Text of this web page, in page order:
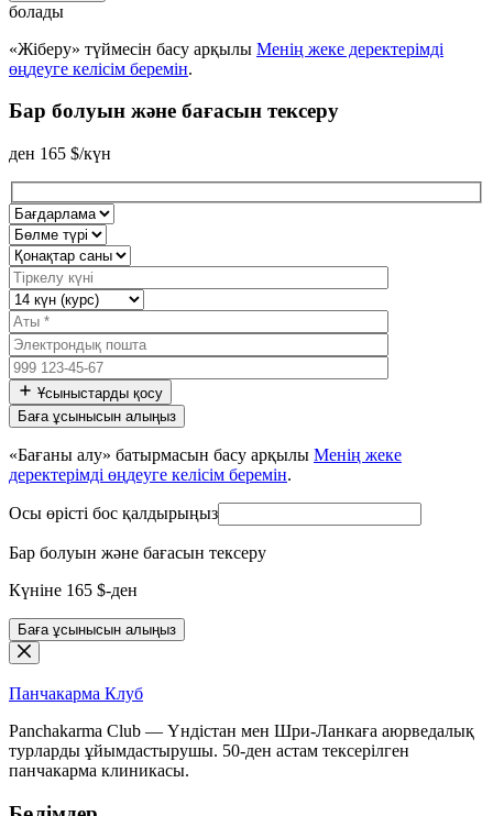
болады
«Жіберу» түймесін басу арқылы Менің жеке деректерімді
өңдеуге келісім беремін.
Бар болуын және бағасын тексеру
ден 165 $/күн
Ұсыныстарды қосу
«Бағаны алу» батырмасын басу арқылы Менің жеке
деректерімді өңдеуге келісім беремін.
Осы өрісті бос қалдырыңыз
Бар болуын және бағасын тексеру
Күніне 165 $-ден
Баға ұсынысын алыңыз
Панчакарма Клуб
Panchakarma Club — Үндістан мен Шри-Ланкаға аюрведалық
турларды ұйымдастырушы. 50-ден астам тексерілген
панчакарма клиникасы.